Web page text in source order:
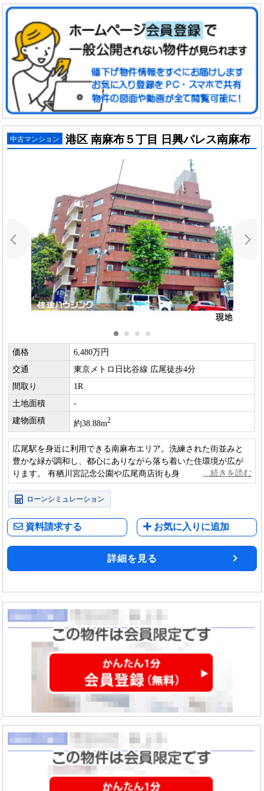
中古マンション 港区 南麻布５丁目 日興パレス南麻布
価格
6,480万円
交通
東京メトロ日比谷線 広尾徒歩4分
間取り
1R
土地面積
-
建物面積
約38.88m2
広尾駅を身近に利用できる南麻布エリア。洗練された街並みと
豊かな緑が調和し、都心にありながら落ち着いた住環境が広が
ります。 有栖川宮記念公園や広尾商店街も身近で、日々の暮ら
しを快適に彩るロケーションです。
ローンシミュレーション
資料請求する お気に入りに追加
詳細を見る